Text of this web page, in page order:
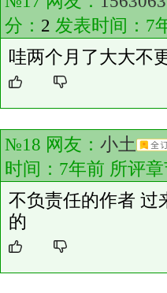
分： 2 发表时间：7
哇两个月了大大不
№18 网友： 小土
时间：7年前 所评章
不负责任的作者 过
的